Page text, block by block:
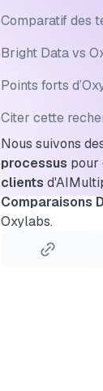
Comparatif des
Bright Data vs
Points forts
Citer cette
Nous suivons
processus pour
clients
Comparaisons
Oxylabs.